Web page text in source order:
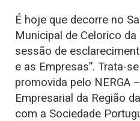
É hoje que decorre no
Municipal de Celorico
sessão de
e as Empresas”. Trata-
promovida pelo NERGA
Empresarial da Região
com a Sociedade